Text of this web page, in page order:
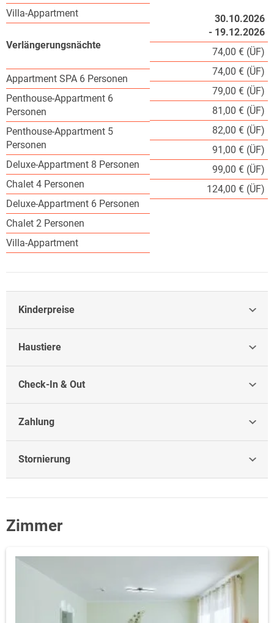
Villa-Appartment
Verlängerungsnächte
Appartment SPA 6 Personen
Penthouse-Appartment 6
Personen
Penthouse-Appartment 5
Personen
Deluxe-Appartment 8 Personen
Chalet 4 Personen
Deluxe-Appartment 6 Personen
Chalet 2 Personen
Villa-Appartment
30.10.2026
- 19.12.2026
74,00 € (ÜF)
74,00 € (ÜF)
79,00 € (ÜF)
81,00 € (ÜF)
82,00 € (ÜF)
91,00 € (ÜF)
99,00 € (ÜF)
124,00 € (ÜF)
Kinderpreise
Haustiere
Check-In & Out
Zahlung
Stornierung
Zimmer